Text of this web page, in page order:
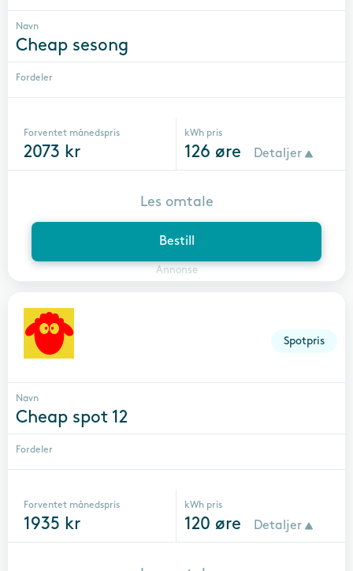
Navn
Cheap sesong
Fordeler
Forventet månedspris
2073 kr
kWh pris
126 øre Detaljer
Bestill
Annonse
Les omtale
Spotpris
Navn
Cheap spot 12
Fordeler
Forventet månedspris
1935 kr
kWh pris
120 øre Detaljer